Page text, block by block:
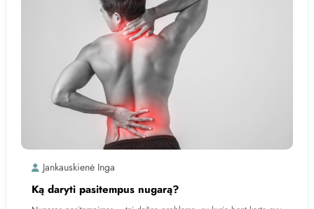
Jankauskienė Inga
Ką daryti pasitempus nugarą?